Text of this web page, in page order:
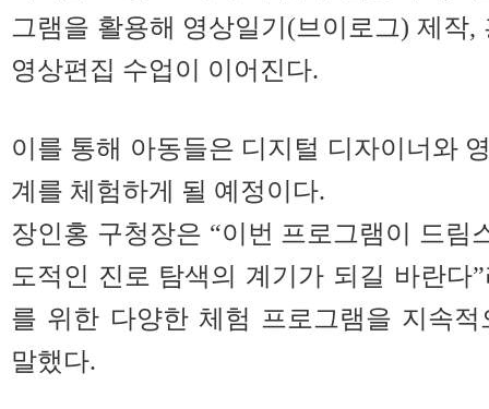
그램을 활용해 영상일기(브이로그) 제작
영상편집 수업이 이어진다.
이를 통해 아동들은 디지털 디자이너와
계를 체험하게 될 예정이다.
장인홍 구청장은 “이번 프로그램이 드림
도적인 진로 탐색의 계기가 되길 바란다
를 위한 다양한 체험 프로그램을 지속
말했다.